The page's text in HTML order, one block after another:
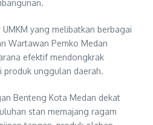
yang melibatkan berbagai
Wartawan Pemko Medan
efektif mendongkrak
produk unggulan daerah.
Benteng Kota Medan dekat
stan memajang ragam